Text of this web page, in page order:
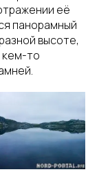
её
панорамный
высоте,
кем-то